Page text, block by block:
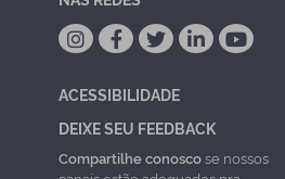
ACESSIBILIDADE
DEIXE SEU FEEDBACK
Compartilhe conoscose nossos